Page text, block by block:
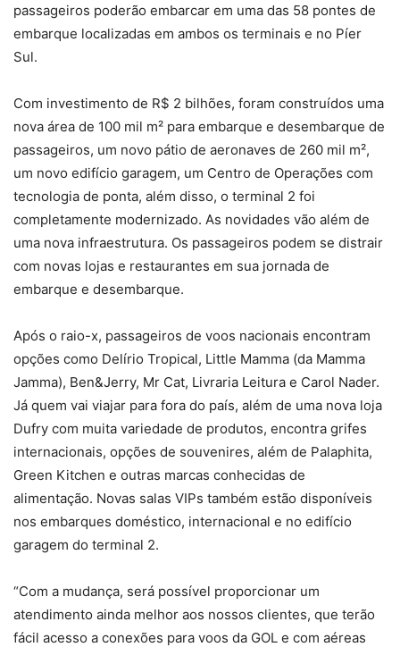
passageiros poderão embarcar em uma das 58 pontes de
embarque localizadas em ambos os terminais e no Píer
Sul.
Com investimento de R$ 2 bilhões, foram construídos uma
nova área de 100 mil m² para embarque e desembarque de
passageiros, um novo pátio de aeronaves de 260 mil m²,
um novo edifício garagem, um Centro de Operações com
tecnologia de ponta, além disso, o terminal 2 foi
completamente modernizado. As novidades vão além de
uma nova infraestrutura. Os passageiros podem se distrair
com novas lojas e restaurantes em sua jornada de
embarque e desembarque.
Após o raio-x, passageiros de voos nacionais encontram
opções como Delírio Tropical, Little Mamma (da Mamma
Jamma), Ben&Jerry, Mr Cat, Livraria Leitura e Carol Nader.
Já quem vai viajar para fora do país, além de uma nova loja
Dufry com muita variedade de produtos, encontra grifes
internacionais, opções de souvenires, além de Palaphita,
Green Kitchen e outras marcas conhecidas de
alimentação. Novas salas VIPs também estão disponíveis
nos embarques doméstico, internacional e no edifício
garagem do terminal 2.
“Com a mudança, será possível proporcionar um
atendimento ainda melhor aos nossos clientes, que terão
fácil acesso a conexões para voos da GOL e com aéreas